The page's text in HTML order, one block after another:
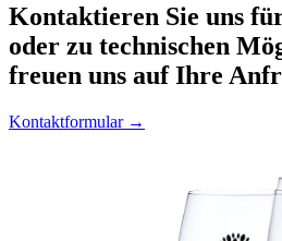
Kontaktieren Sie uns
oder zu technischen
freuen uns auf Ihre
Kontaktformular →